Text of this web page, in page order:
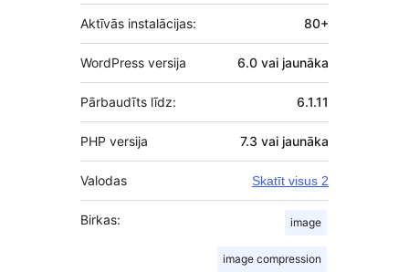
Aktīvās instalācijas: 80+
WordPress versija 6.0 vai jaunāka
Pārbaudīts līdz: 6.1.11
PHP versija 7.3 vai jaunāka
Valodas Skatīt visus 2
Birkas: image
image compression